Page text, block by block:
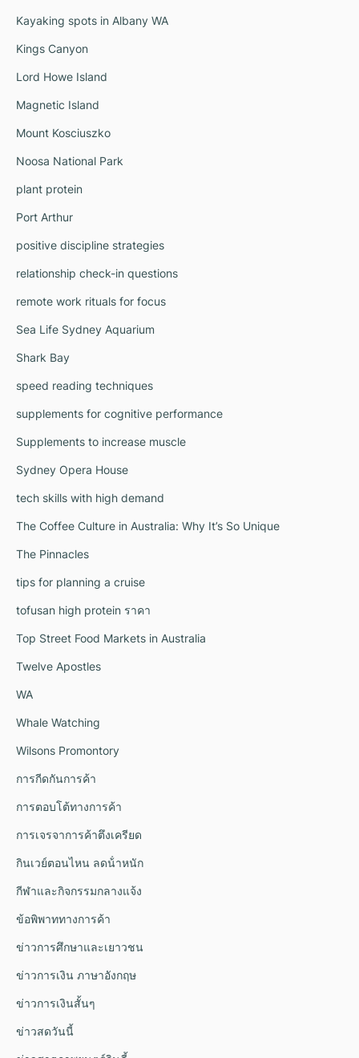
Kayaking spots in Albany WA
Kings Canyon
Lord Howe Island
Magnetic Island
Mount Kosciuszko
Noosa National Park
plant protein
Port Arthur
positive discipline strategies
relationship check-in questions
remote work rituals for focus
Sea Life Sydney Aquarium
Shark Bay
speed reading techniques
supplements for cognitive performance
Supplements to increase muscle
Sydney Opera House
tech skills with high demand
The Coffee Culture in Australia: Why It’s So Unique
The Pinnacles
tips for planning a cruise
tofusan high protein ราคา
Top Street Food Markets in Australia
Twelve Apostles
WA
Whale Watching
Wilsons Promontory
การกีดกันการค้า
การตอบโต้ทางการค้า
การเจรจาการค้าตึงเครียด
กินเวย์ตอนไหน ลดน้ําหนัก
กีฬาและกิจกรรมกลางแจ้ง
ข้อพิพาททางการค้า
ข่าวการศึกษาและเยาวชน
ข่าวการเงิน ภาษาอังกฤษ
ข่าวการเงินสั้นๆ
ข่าวสดวันนี้